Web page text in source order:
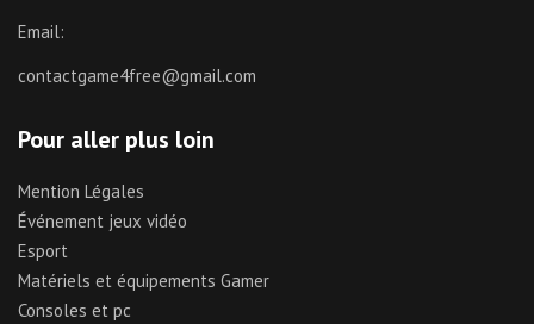
Email:
contactgame4free@gmail.com
Pour aller plus loin
Mention Légales
Événement jeux vidéo
Esport
Matériels et équipements Gamer
Consoles et pc